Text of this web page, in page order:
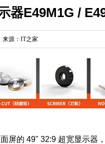
器E49M1G /
来源：IT之家
屏的 49" 32:9 超宽显示器